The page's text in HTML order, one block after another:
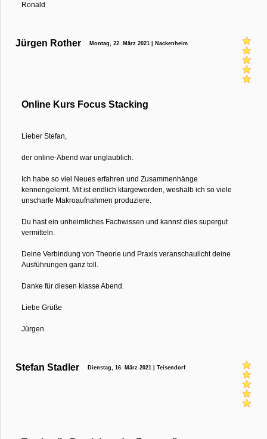
Ronald
Jürgen Rother Montag, 22. März 2021 | Nackenheim
Online Kurs Focus Stacking
Lieber Stefan,
der online-Abend war unglaublich.
Ich habe so viel Neues erfahren und Zusammenhänge
kennengelernt. Mit ist endlich klargeworden, weshalb ich so viele
unscharfe Makroaufnahmen produziere.
Du hast ein unheimliches Fachwissen und kannst dies supergut
vermitteln.
Deine Verbindung von Theorie und Praxis veranschaulicht deine
Ausführungen ganz toll.
Danke für diesen klasse Abend.
Liebe Grüße
Jürgen
Stefan Stadler Dienstag, 16. März 2021 | Teisendorf